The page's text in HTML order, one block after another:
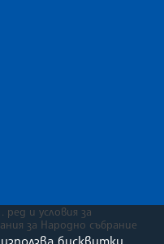
ред и условия за
за Народно събрание
бисквитки